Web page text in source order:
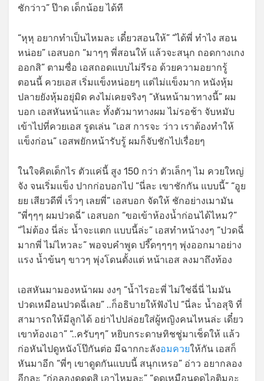
ชักว่าว” ป๊าด เด็กน้อย ได้ที
“หุหุ อยากทำเป็นไหมละ เดี๋ยวสอนให้” “ได้พี่ ทำไง สอน
หน่อย” เอสบอก “มาๆๆ พี่สอนให้ แล้วจะสนุก ถอดกางเกง
ออกสิ” ตามซื่อ เอสถอดแบบไม่รีรอ ด้วยความอยากรู้
ตอนนี้ ควยเอส เริ่มแข็งหน่อยๆ แต่ไม่แข็งมาก หนังหุ้ม
ปลายยังหุ้มอยุ่มิด คงไม่เคยจริงๆ “หันหน้ามาทางนี้” ผม
บอก เอสหันหน้าและ ทั้งตัวมาทางผม ไม่รอช้า จับหมับ
เข้าไปที่ควยเอส รูดเล่น “เอส การจะ ว่าว เราต้องทำให้
แข็งก่อน” เอสพยักหน้ารับรู้ ผมก็จับชักไปเรื่อยๆ
ในใจคิดเด็กไร ตัวแค่นี้ สูง 150 กว่า ตัวเล็กๆ ไม ควยใหญ่
จัง จนเริ่มแข็ง ปากก่อบอกไป “นี่ละ เขาชักกัน แบบนี้” “อูย
ยย เสียวดีพี่ เร็วๆ เลยพี่” เอสบอก จัดให้ ชักอย่างเมามัน
“พี่ๆๆๆ ผมปวดฉี่” เอสบอก “ขอเข้าห้องน้ำก่อนได้ไหม?”
“ไม่ต้อง นี่ล่ะ น้ำจะแตก แบบนี้ล่ะ” เอสทำหน้างงๆ “ปวดฉี่
มากพี่ ไม่ไหวละ” พอจบคำพูด ปรี๊ดๆๆๆๆ พุ่งออกมาอย่าง
แรง น้ำข้นๆ ขาวๆ พุ่งโดนตั้งแต่ หน้าเอส ลงมาถึงท้อง
เอสหันมามองหน้าผม งงๆ “น้ำไรอะพี่ ไม่ใช่ฉี่นี่ ไมมัน
ปวดเหมือนปวดฉี่เลย” ..ก็อธิบายให้ฟังไป “นี่ละ น้ำอสุจิ ที่
สามารถให้มีลูกได้ อย่าไปปล่อยใส่ผู้หญิงคนไหนล่ะ เดี๋ยว
เขาท้องเอา” “..ครับๆๆ” หยิบกระดาษทิชชู่มาเช็ดให้ แล้ว
ก่อหันไปดูหนังโป๊กันต่อ มีฉากกะลังอมควยให้กัน เอสก็
หันมาอีก “พี่ๆ เขาดูดกันแบบนี้ สนุกเหรอ” อ่าว อยากลอง
อีกละ “ก่อลองดูดดูสิ เอาไหมละ” “ดูดเหมือนดูดไอติมอะ